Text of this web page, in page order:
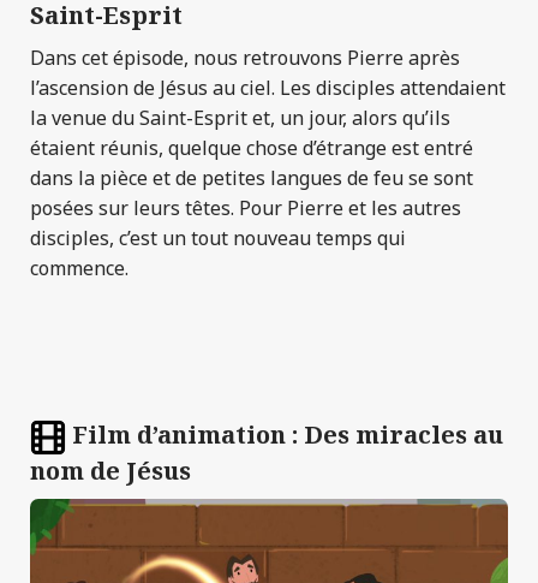
Saint-Esprit
Dans cet épisode, nous retrouvons Pierre après
l’ascension de Jésus au ciel. Les disciples attendaient
la venue du Saint-Esprit et, un jour, alors qu’ils
étaient réunis, quelque chose d’étrange est entré
dans la pièce et de petites langues de feu se sont
posées sur leurs têtes. Pour Pierre et les autres
disciples, c’est un tout nouveau temps qui
commence.
Film d’animation : Des miracles au
nom de Jésus